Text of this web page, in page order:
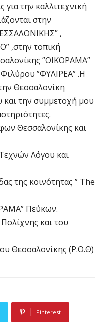
για την καλλιτεχνική
στην
,
,στην τοπική
”ΟΙΚΟΡΑΜΑ”
”ΦΥΛΙΡΕΑ” .Η
Θεσσαλονίκη
και την συμμετοχή μου
Θεσσαλονίκης και
Λόγου και
της κοινότητας ” Τhe
Πεύκων.
και του
Θεσσαλονίκης (Ρ.Ο.Θ)
Pinterest